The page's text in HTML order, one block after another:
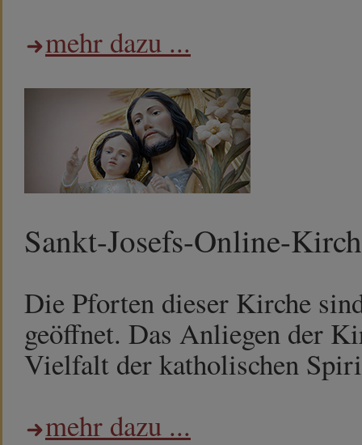
mehr dazu ...
Sankt-Josefs-Online-
Die Pforten dieser Kirche
geöffnet. Das Anliegen der
Vielfalt der katholischen
mehr dazu ...